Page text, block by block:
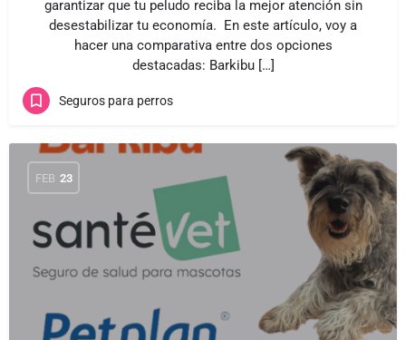
garantizar que tu peludo reciba la mejor atención sin
desestabilizar tu economía. En este artículo, voy a
hacer una comparativa entre dos opciones
destacadas: Barkibu […]
Seguros para perros
FEB 23